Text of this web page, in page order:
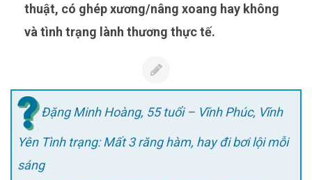
thuật, có ghép xương/nâng xoang hay không
và tình trạng lành thương thực tế.
Đặng Minh Hoàng, 55 tuổi – Vĩnh Phúc, Vĩnh
Yên Tình trạng: Mất 3 răng hàm, hay đi bơi lội mỗi
sáng